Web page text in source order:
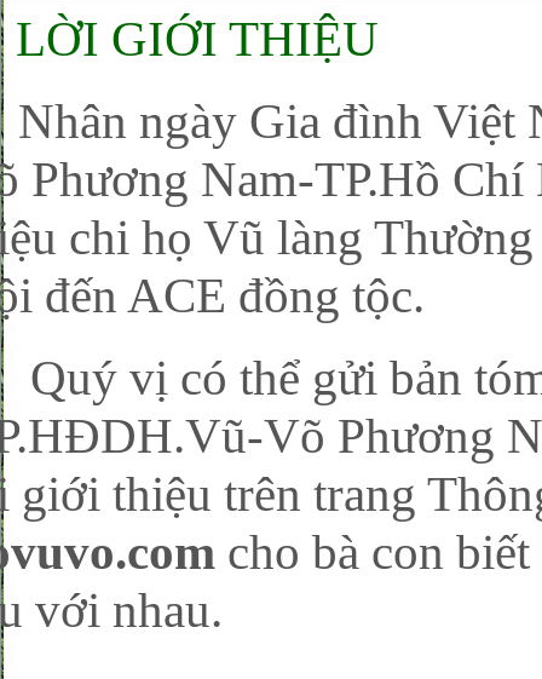
LỜI GIỚI THIỆU
ngày Gia đình Việt
Phương Nam-TP.Hồ
chi họ Vũ làng
đến ACE đồng tộc.
vị có thể gửi bản tóm
Võ Phương
giới thiệu trên trang
cho bà con
với nhau.